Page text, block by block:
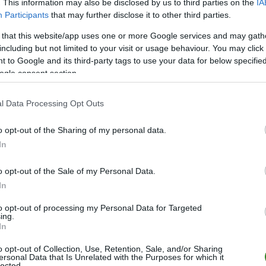
This information may also be disclosed by us to third parties on the
Participants that may further disclose it to other third parties.
that this website/app uses one or more Google services and may
but not limited to your visit or usage behaviour. You may
to Google and its third-party tags to use your data for below
consent section.
Data Processing Opt Outs
opt-out of the Sharing of my personal data.
opt-out of the Sale of my Personal Data.
opt-out of processing my Personal Data for Targeted
opt-out of Collection, Use, Retention, Sale, and/or Sharing
Data that Is Unrelated with the Purposes for which it
W R W
9.